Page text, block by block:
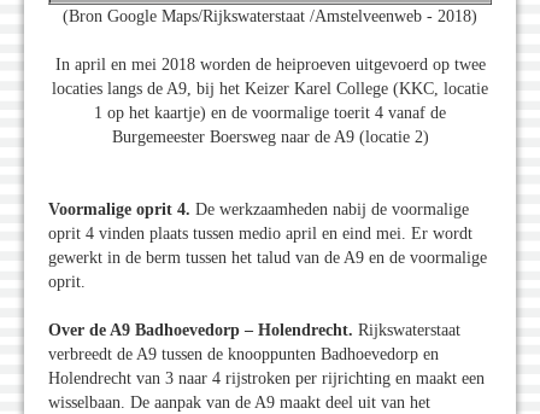
(Bron Google Maps/Rijkswaterstaat /Amstelveenweb - 2018)
In april en mei 2018 worden de heiproeven uitgevoerd op twee
locaties langs de A9, bij het Keizer Karel College (KKC, locatie
1 op het kaartje) en de voormalige toerit 4 vanaf de
Burgemeester Boersweg naar de A9 (locatie 2)
Voormalige oprit 4. De werkzaamheden nabij de voormalige
oprit 4 vinden plaats tussen medio april en eind mei. Er wordt
gewerkt in de berm tussen het talud van de A9 en de voormalige
oprit.
Over de A9 Badhoevedorp – Holendrecht. Rijkswaterstaat
verbreedt de A9 tussen de knooppunten Badhoevedorp en
Holendrecht van 3 naar 4 rijstroken per rijrichting en maakt een
wisselbaan. De aanpak van de A9 maakt deel uit van het